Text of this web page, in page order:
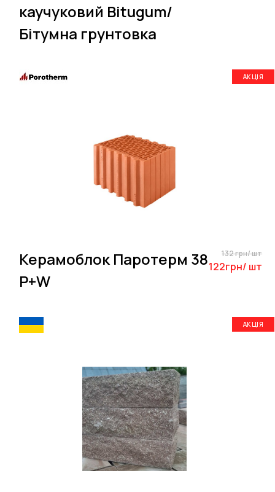
каучуковий Bitugum/
Бітумна грунтовка
АКЦІЯ
Керамоблок Паротерм 38
P+W
132 грн/ шт
122грн/ шт
АКЦІЯ